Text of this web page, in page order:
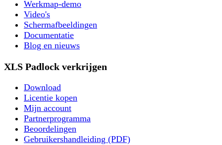
Werkmap-demo
Video's
Schermafbeeldingen
Documentatie
Blog en nieuws
XLS Padlock verkrijgen
Download
Licentie kopen
Mijn account
Partnerprogramma
Beoordelingen
Gebruikershandleiding (PDF)